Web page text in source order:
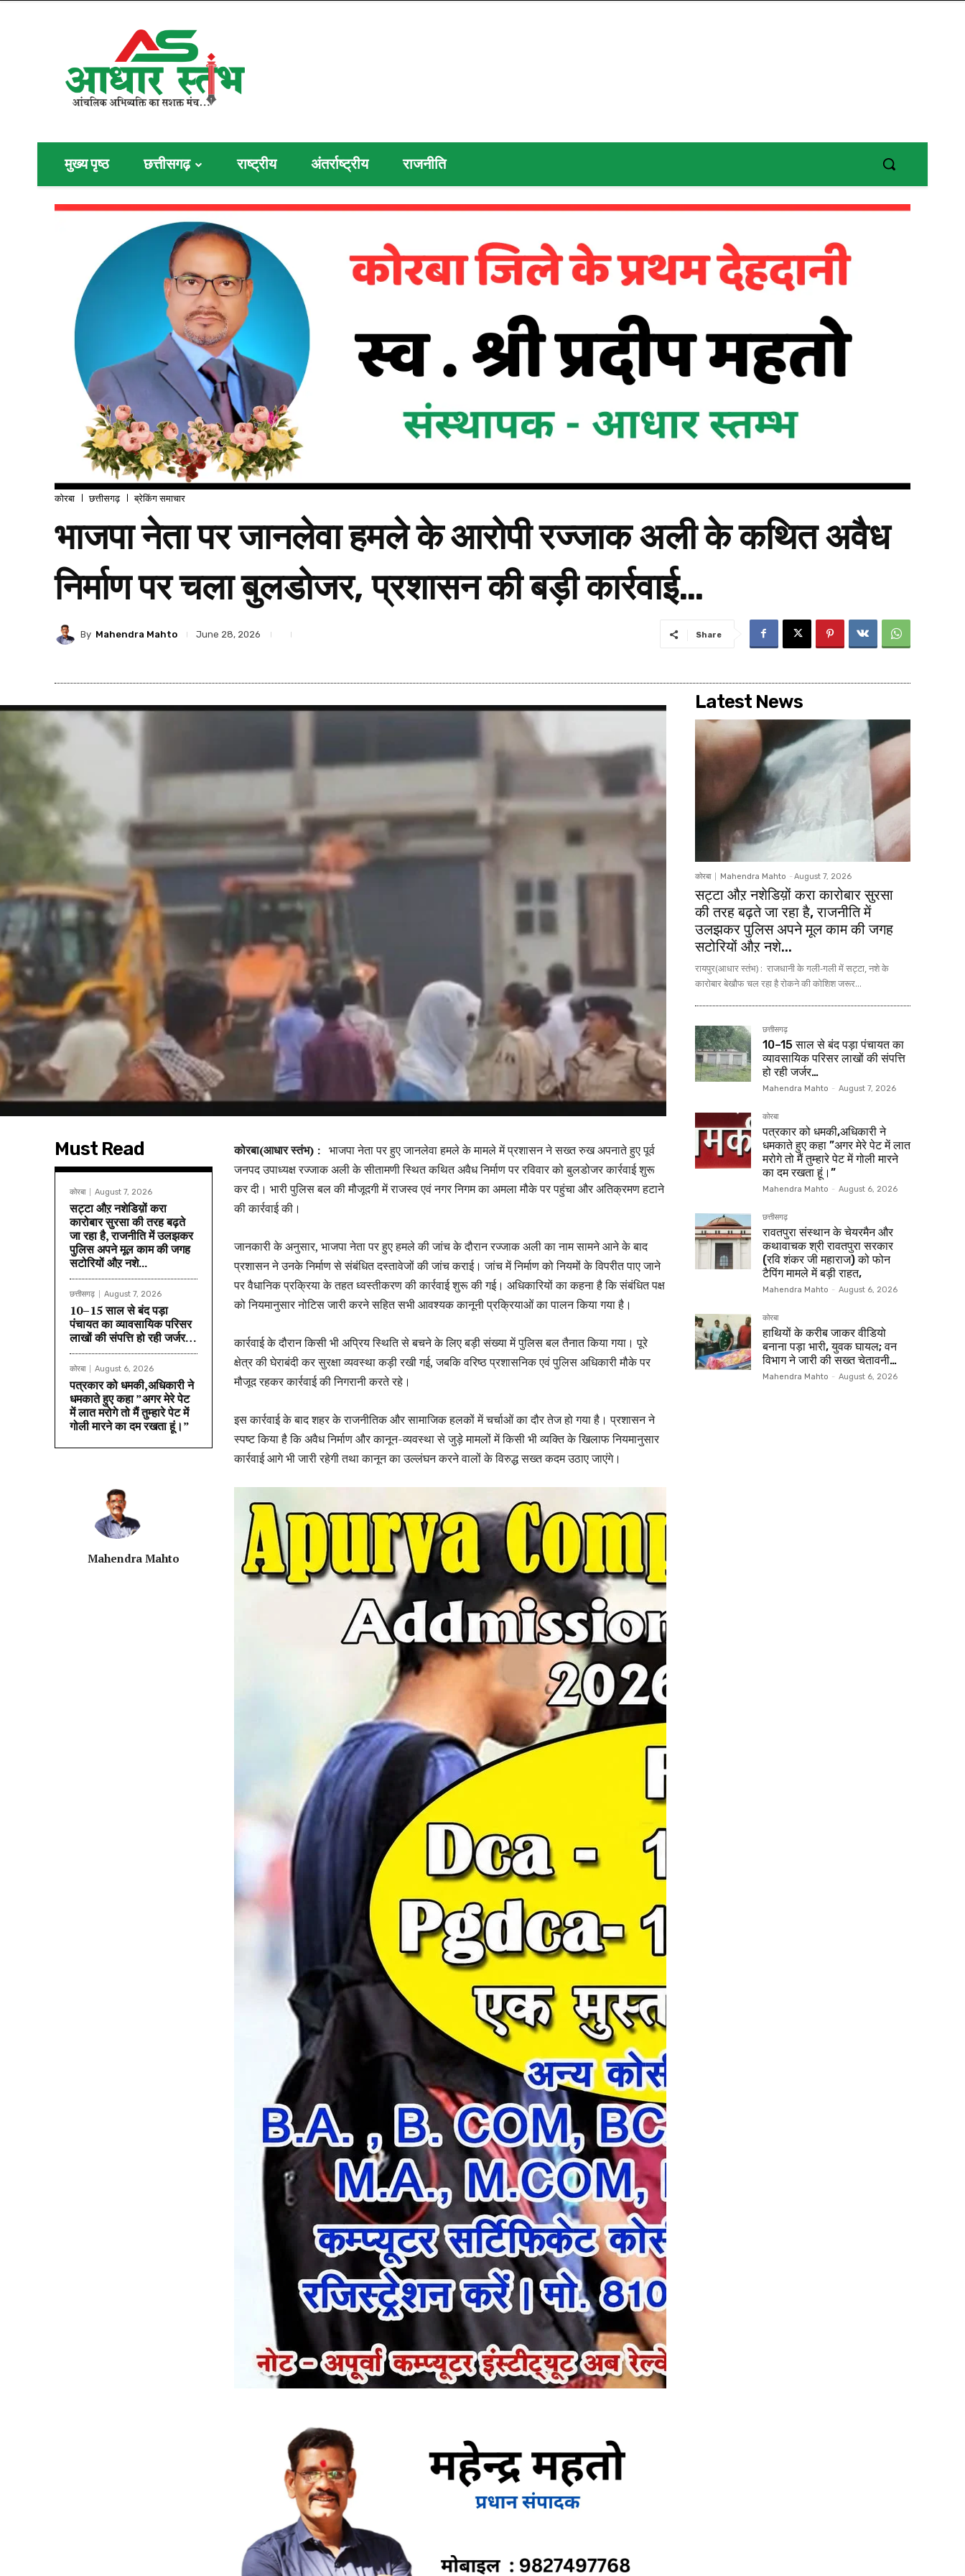
मुख्य पृष्ठ छत्तीसगढ़ राष्ट्रीय अंतर्राष्ट्रीय राजनीति
कोरबा छत्तीसगढ़ ब्रेकिंग समाचार
भाजपा नेता पर जानलेवा हमले के आरोपी रज्जाक अली के कथित अवैध
निर्माण पर चला बुलडोजर, प्रशासन की बड़ी कार्रवाई…
By Mahendra Mahto June 28, 2026 Share
Must Read
कोरबा August 7, 2026
सट्टा औऱ नशेडिय़ों करा
कारोबार सुरसा की तरह बढ़ते
जा रहा है, राजनीति में उलझकर
पुलिस अपने मूल काम की जगह
सटोरियों औऱ नशे...
छत्तीसगढ़ August 7, 2026
10–15 साल से बंद पड़ा
पंचायत का व्यावसायिक परिसर
लाखों की संपत्ति हो रही जर्जर…
कोरबा August 6, 2026
पत्रकार को धमकी,अधिकारी ने
धमकाते हुए कहा ”अगर मेरे पेट
में लात मरोगे तो मैं तुम्हारे पेट में
गोली मारने का दम रखता हूं।”
Mahendra Mahto
कोरबा(आधार स्तंभ) : भाजपा नेता पर हुए जानलेवा हमले के मामले में प्रशासन ने सख्त रुख अपनाते हुए पूर्व
जनपद उपाध्यक्ष रज्जाक अली के सीतामणी स्थित कथित अवैध निर्माण पर रविवार को बुलडोजर कार्रवाई शुरू
कर दी। भारी पुलिस बल की मौजूदगी में राजस्व एवं नगर निगम का अमला मौके पर पहुंचा और अतिक्रमण हटाने
की कार्रवाई की।
जानकारी के अनुसार, भाजपा नेता पर हुए हमले की जांच के दौरान रज्जाक अली का नाम सामने आने के बाद
प्रशासन ने उनके निर्माण से संबंधित दस्तावेजों की जांच कराई। जांच में निर्माण को नियमों के विपरीत पाए जाने
पर वैधानिक प्रक्रिया के तहत ध्वस्तीकरण की कार्रवाई शुरू की गई। अधिकारियों का कहना है कि संबंधित पक्ष
को नियमानुसार नोटिस जारी करने सहित सभी आवश्यक कानूनी प्रक्रियाओं का पालन किया गया है।
कार्रवाई के दौरान किसी भी अप्रिय स्थिति से बचने के लिए बड़ी संख्या में पुलिस बल तैनात किया गया। पूरे
क्षेत्र की घेराबंदी कर सुरक्षा व्यवस्था कड़ी रखी गई, जबकि वरिष्ठ प्रशासनिक एवं पुलिस अधिकारी मौके पर
मौजूद रहकर कार्रवाई की निगरानी करते रहे।
इस कार्रवाई के बाद शहर के राजनीतिक और सामाजिक हलकों में चर्चाओं का दौर तेज हो गया है। प्रशासन ने
स्पष्ट किया है कि अवैध निर्माण और कानून-व्यवस्था से जुड़े मामलों में किसी भी व्यक्ति के खिलाफ नियमानुसार
कार्रवाई आगे भी जारी रहेगी तथा कानून का उल्लंघन करने वालों के विरुद्ध सख्त कदम उठाए जाएंगे।
Latest News
कोरबा Mahendra Mahto - August 7, 2026
सट्टा औऱ नशेडिय़ों करा कारोबार सुरसा
की तरह बढ़ते जा रहा है, राजनीति में
उलझकर पुलिस अपने मूल काम की जगह
सटोरियों औऱ नशे...
रायपुर(आधार स्तंभ) : राजधानी के गली-गली में सट्टा, नशे के
कारोबार बेखौफ चल रहा है रोकने की कोशिश जरूर...
छत्तीसगढ़
10–15 साल से बंद पड़ा पंचायत का
व्यावसायिक परिसर लाखों की संपत्ति
हो रही जर्जर…
Mahendra Mahto - August 7, 2026
कोरबा
पत्रकार को धमकी,अधिकारी ने
धमकाते हुए कहा ”अगर मेरे पेट में लात
मरोगे तो मैं तुम्हारे पेट में गोली मारने
का दम रखता हूं।”
Mahendra Mahto - August 6, 2026
छत्तीसगढ़
रावतपुरा संस्थान के चेयरमैन और
कथावाचक श्री रावतपुरा सरकार
(रवि शंकर जी महाराज) को फोन
टैपिंग मामले में बड़ी राहत,
Mahendra Mahto - August 6, 2026
कोरबा
हाथियों के करीब जाकर वीडियो
बनाना पड़ा भारी, युवक घायल; वन
विभाग ने जारी की सख्त चेतावनी…
Mahendra Mahto - August 6, 2026